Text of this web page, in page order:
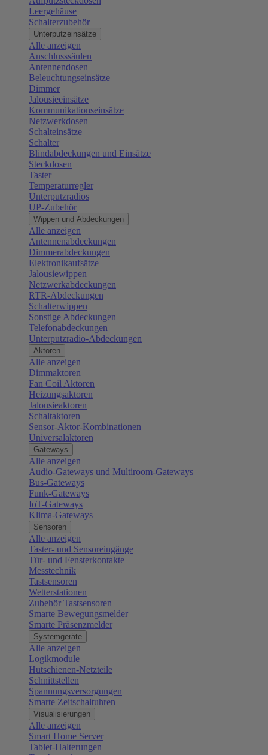
Leergehäuse
Schalterzubehör
Unterputzeinsätze
Alle anzeigen
Anschlusssäulen
Antennendosen
Beleuchtungseinsätze
Dimmer
Jalousieeinsätze
Kommunikationseinsätze
Netzwerkdosen
Schalteinsätze
Schalter
Blindabdeckungen und Einsätze
Steckdosen
Taster
Temperaturregler
Unterputzradios
UP-Zubehör
Wippen und Abdeckungen
Alle anzeigen
Antennenabdeckungen
Dimmerabdeckungen
Elektronikaufsätze
Jalousiewippen
Netzwerkabdeckungen
RTR-Abdeckungen
Schalterwippen
Sonstige Abdeckungen
Telefonabdeckungen
Unterputzradio-Abdeckungen
Aktoren
Alle anzeigen
Dimmaktoren
Fan Coil Aktoren
Heizungsaktoren
Jalousieaktoren
Schaltaktoren
Sensor-Aktor-Kombinationen
Universalaktoren
Gateways
Alle anzeigen
Audio-Gateways und Multiroom-Gateways
Bus-Gateways
Funk-Gateways
IoT-Gateways
Klima-Gateways
Sensoren
Alle anzeigen
Taster- und Sensoreingänge
Tür- und Fensterkontakte
Messtechnik
Tastsensoren
Wetterstationen
Zubehör Tastsensoren
Smarte Bewegungsmelder
Smarte Präsenzmelder
Systemgeräte
Alle anzeigen
Logikmodule
Hutschienen-Netzteile
Schnittstellen
Spannungsversorgungen
Smarte Zeitschaltuhren
Visualisierungen
Alle anzeigen
Smart Home Server
Tablet-Halterungen